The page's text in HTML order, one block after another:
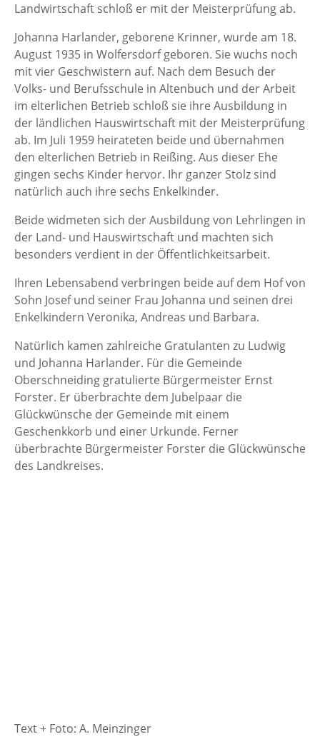
Landwirtschaft schloß er mit der Meisterprüfung ab.
Johanna Harlander, geborene Krinner, wurde am 18.
August 1935 in Wolfersdorf geboren. Sie wuchs noch
mit vier Geschwistern auf. Nach dem Besuch der
Volks- und Berufsschule in Altenbuch und der Arbeit
im elterlichen Betrieb schloß sie ihre Ausbildung in
der ländlichen Hauswirtschaft mit der Meisterprüfung
ab. Im Juli 1959 heirateten beide und übernahmen
den elterlichen Betrieb in Reißing. Aus dieser Ehe
gingen sechs Kinder hervor. Ihr ganzer Stolz sind
natürlich auch ihre sechs Enkelkinder.
Beide widmeten sich der Ausbildung von Lehrlingen in
der Land- und Hauswirtschaft und machten sich
besonders verdient in der Öffentlichkeitsarbeit.
Ihren Lebensabend verbringen beide auf dem Hof von
Sohn Josef und seiner Frau Johanna und seinen drei
Enkelkindern Veronika, Andreas und Barbara.
Natürlich kamen zahlreiche Gratulanten zu Ludwig
und Johanna Harlander. Für die Gemeinde
Oberschneiding gratulierte Bürgermeister Ernst
Forster. Er überbrachte dem Jubelpaar die
Glückwünsche der Gemeinde mit einem
Geschenkkorb und einer Urkunde. Ferner
überbrachte Bürgermeister Forster die Glückwünsche
des Landkreises.
Text + Foto: A. Meinzinger